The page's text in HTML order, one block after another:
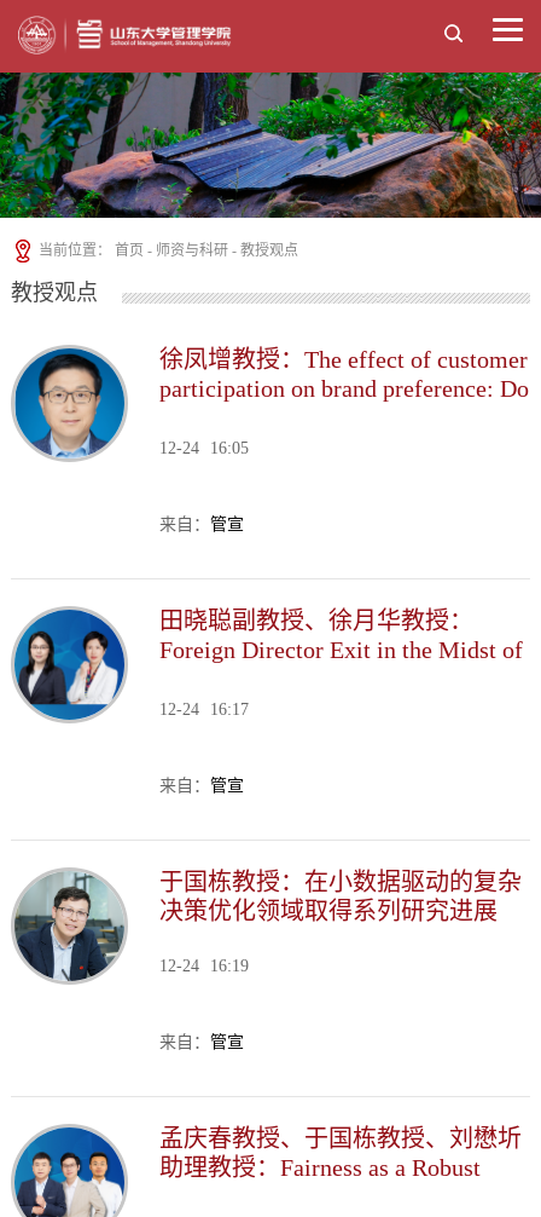
当前位置： 首页 - 师资与科研 -教授观点
教授观点
徐凤增教授：The effect of customer
participation on brand preference: Do
matter?
12-24 16:05
来自： 管宣
田晓聪副教授、徐月华教授：
Foreign Director Exit in the Midst of
Relations
12-24 16:17
来自： 管宣
于国栋教授：在小数据驱动的复杂
决策优化领域取得系列研究进展
12-24 16:19
来自： 管宣
孟庆春教授、于国栋教授、刘懋圻
助理教授：Fairness as a Robust